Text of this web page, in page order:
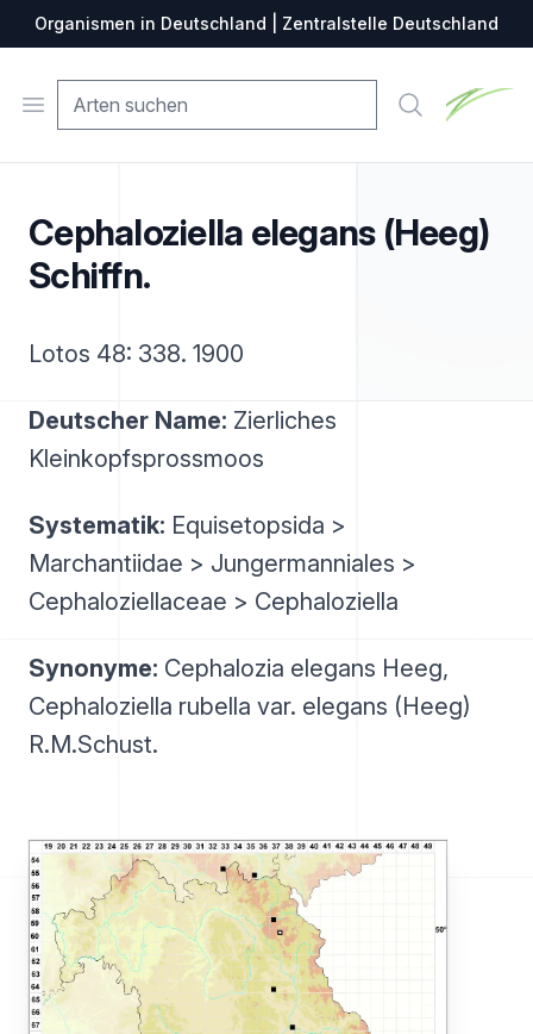
Organismen in Deutschland | Zentralstelle Deutschland
Open menu Suche
Cephaloziella elegans (Heeg)
Schiffn.
Lotos 48: 338. 1900
Deutscher Name: Zierliches
Kleinkopfsprossmoos
Systematik: Equisetopsida >
Marchantiidae > Jungermanniales >
Cephaloziellaceae > Cephaloziella
Synonyme: Cephalozia elegans Heeg,
Cephaloziella rubella var. elegans (Heeg)
R.M.Schust.